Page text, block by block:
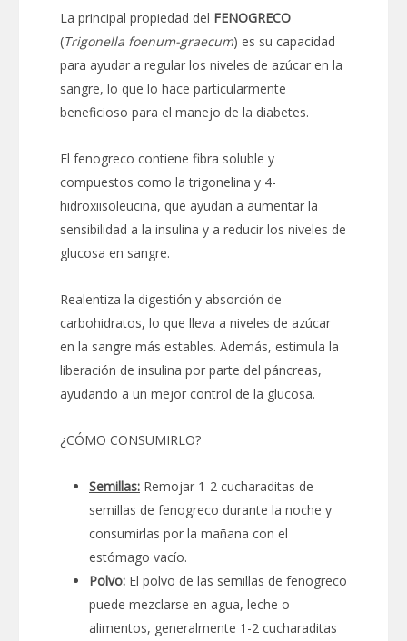
La principal propiedad del FENOGRECO
(Trigonella foenum-graecum) es su capacidad
para ayudar a regular los niveles de azúcar en la
sangre, lo que lo hace particularmente
beneficioso para el manejo de la diabetes.
El fenogreco contiene fibra soluble y
compuestos como la trigonelina y 4-
hidroxiisoleucina, que ayudan a aumentar la
sensibilidad a la insulina y a reducir los niveles de
glucosa en sangre.
Realentiza la digestión y absorción de
carbohidratos, lo que lleva a niveles de azúcar
en la sangre más estables. Además, estimula la
liberación de insulina por parte del páncreas,
ayudando a un mejor control de la glucosa.
¿CÓMO CONSUMIRLO?
Semillas: Remojar 1-2 cucharaditas de
semillas de fenogreco durante la noche y
consumirlas por la mañana con el
estómago vacío.
Polvo: El polvo de las semillas de fenogreco
puede mezclarse en agua, leche o
alimentos, generalmente 1-2 cucharaditas